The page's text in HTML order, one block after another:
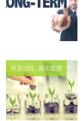
投資信託, 資産運用